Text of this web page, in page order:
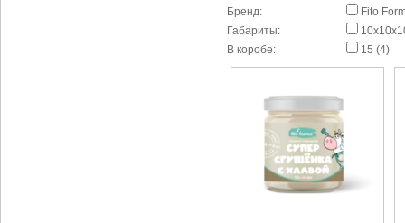
Бренд:
Fito
Габариты:
В коробе:
15 (4)